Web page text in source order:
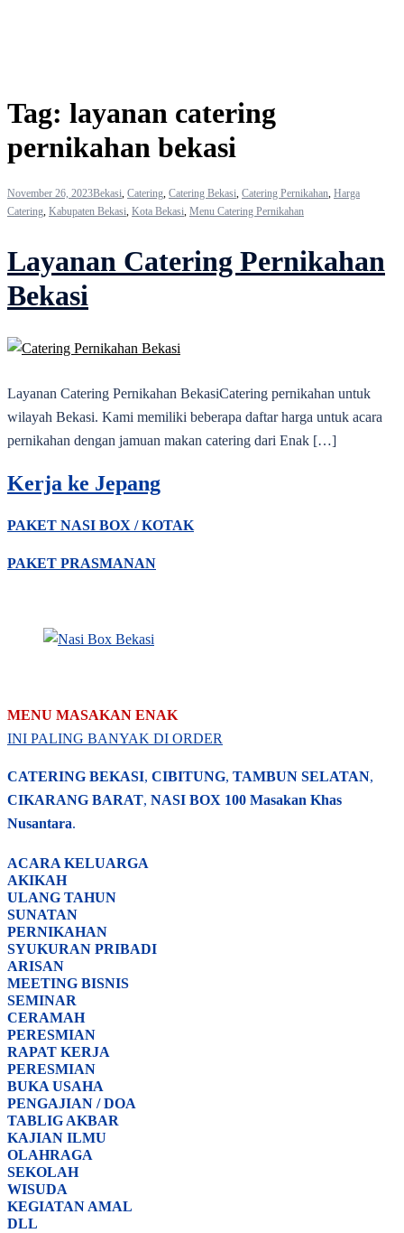
Tag: layanan catering
pernikahan bekasi
November 26, 2023Bekasi, Catering, Catering Bekasi, Catering Pernikahan, Harga
Catering, Kabupaten Bekasi, Kota Bekasi, Menu Catering Pernikahan
Layanan Catering Pernikahan
Bekasi
Layanan Catering Pernikahan BekasiCatering pernikahan untuk
wilayah Bekasi. Kami memiliki beberapa daftar harga untuk acara
pernikahan dengan jamuan makan catering dari Enak […]
Kerja ke Jepang
PAKET NASI BOX / KOTAK
PAKET PRASMANAN
MENU MASAKAN ENAK
INI PALING BANYAK DI ORDER
CATERING BEKASI, CIBITUNG, TAMBUN SELATAN,
CIKARANG BARAT, NASI BOX 100 Masakan Khas
Nusantara.
ACARA KELUARGA
AKIKAH
ULANG TAHUN
SUNATAN
PERNIKAHAN
SYUKURAN PRIBADI
ARISAN
MEETING BISNIS
SEMINAR
CERAMAH
PERESMIAN
RAPAT KERJA
PERESMIAN
BUKA USAHA
PENGAJIAN / DOA
TABLIG AKBAR
KAJIAN ILMU
OLAHRAGA
SEKOLAH
WISUDA
KEGIATAN AMAL
DLL